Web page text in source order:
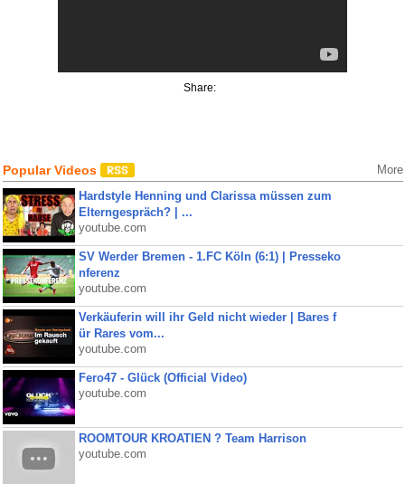
Share:
Popular Videos More
Hardstyle Henning und Clarissa müssen zum
Elterngespräch? | ...
youtube.com
SV Werder Bremen - 1.FC Köln (6:1) | Presseko
nferenz
youtube.com
Verkäuferin will ihr Geld nicht wieder | Bares f
ür Rares vom...
youtube.com
Fero47 - Glück (Official Video)
youtube.com
ROOMTOUR KROATIEN ? Team Harrison
youtube.com